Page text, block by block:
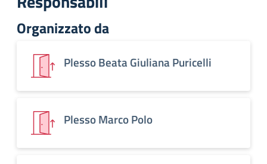
Organizzato da
Plesso Beata Giuliana Puricelli
Plesso Marco Polo